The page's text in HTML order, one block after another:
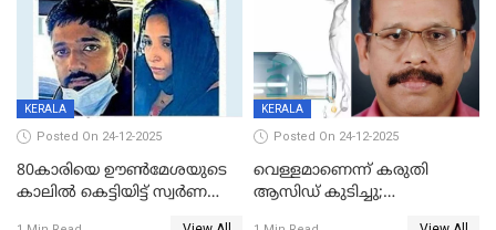
KERALA
Posted On 24-12-2025
80കാരിയെ ഊൺമേശയുടെ
കാലിൽ കെട്ടിയിട്ട് സ്വർണവും
KERALA
Posted On 24-12-2025
വെള്ളമാണെന്ന് കരുതി
ആസിഡ് കുടിച്ചു;